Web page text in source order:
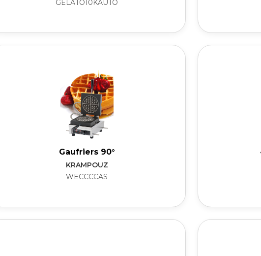
GELATO10KAUTO
Gaufriers 90°
KRAMPOUZ
WECCCCAS